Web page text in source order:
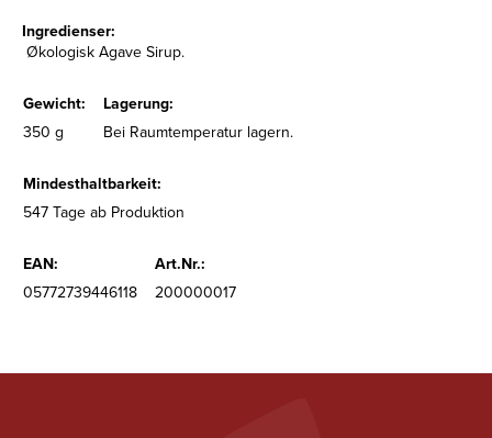
Ingredienser:
Økologisk Agave Sirup.
Gewicht:
Lagerung:
350 g
Bei Raumtemperatur lagern.
Mindesthaltbarkeit:
547 Tage ab Produktion
EAN:
Art.Nr.:
05772739446118
200000017